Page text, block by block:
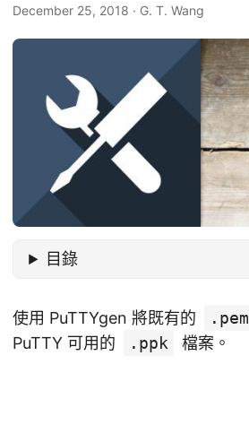
December 25, 2018 · G. T. Wang
目錄
使用 PuTTYgen 將既有的 .pem
PuTTY 可用的
.ppk 檔案。